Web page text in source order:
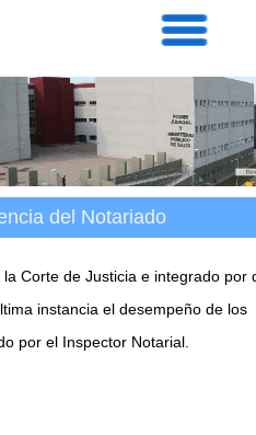
Servicios
Prensa
Intranet
Contacto
del Notariado
Corte de Justicia e integrado por
instancia el desempeño de los
por el Inspector Notarial.